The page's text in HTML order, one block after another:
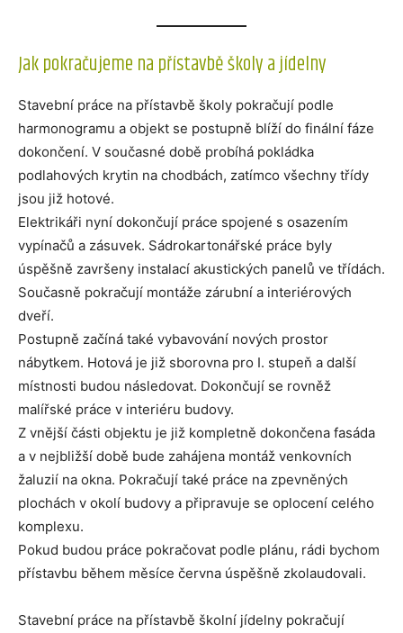
Jak pokračujeme na přístavbě školy a jídelny
Stavební práce na přístavbě školy pokračují podle
harmonogramu a objekt se postupně blíží do finální fáze
dokončení. V současné době probíhá pokládka
podlahových krytin na chodbách, zatímco všechny třídy
jsou již hotové.
Elektrikáři nyní dokončují práce spojené s osazením
vypínačů a zásuvek. Sádrokartonářské práce byly
úspěšně završeny instalací akustických panelů ve třídách.
Současně pokračují montáže zárubní a interiérových
dveří.
Postupně začíná také vybavování nových prostor
nábytkem. Hotová je již sborovna pro I. stupeň a další
místnosti budou následovat. Dokončují se rovněž
malířské práce v interiéru budovy.
Z vnější části objektu je již kompletně dokončena fasáda
a v nejbližší době bude zahájena montáž venkovních
žaluzií na okna. Pokračují také práce na zpevněných
plochách v okolí budovy a připravuje se oplocení celého
komplexu.
Pokud budou práce pokračovat podle plánu, rádi bychom
přístavbu během měsíce června úspěšně zkolaudovali.
Stavební práce na přístavbě školní jídelny pokračují